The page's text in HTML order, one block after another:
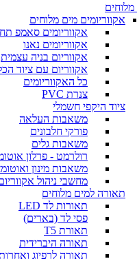
אקווריומים מים מלוחים
אקווריומים סאמפ
אקווריומים נאנו
אקווריום בניה עצמית
אקווריום עם ציוד
כל האקווריומים
צנרת PVC
ציוד היקפי חשמלי
משאבות העלאה
פורקי חלבונים
משאבות גלים
רולרמט - פרלון
משאבות מינון
מחשבי ניהול
תאורה למים מלוחים
תאורות לד LED
פסי לד (בארים)
תאורת T5
תאורה היברידית
תאורה לרפיוג